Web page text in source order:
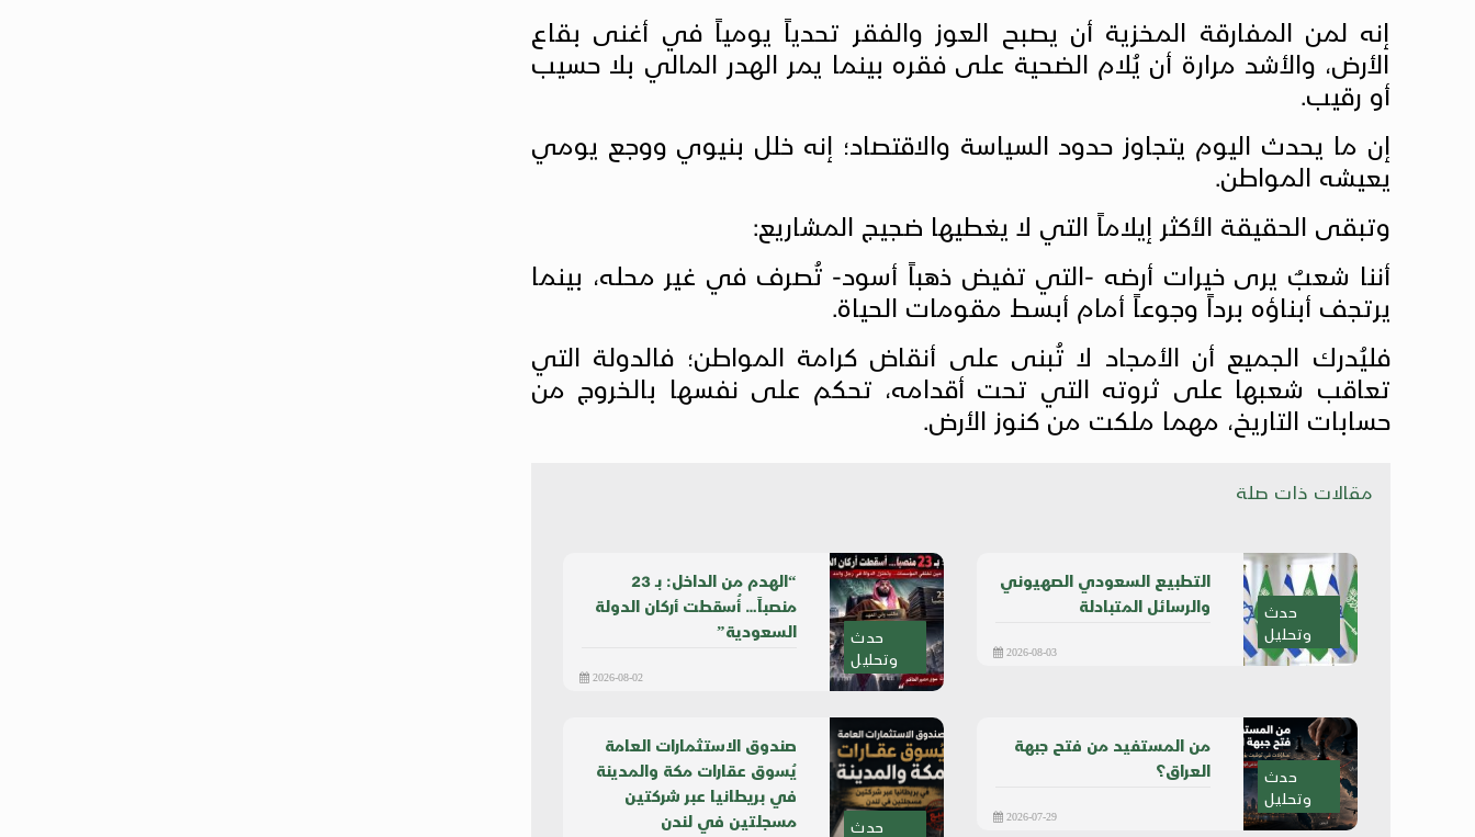
إنه لمن المفارقة المخزية أن يصبح العوز والفقر تحدياً يومياً في أغنى بقاع
الأرض، والأشد مرارة أن يُلام الضحية على فقره بينما يمر الهدر المالي بلا حسيب
أو رقيب.
إن ما يحدث اليوم يتجاوز حدود السياسة والاقتصاد؛ إنه خلل بنيوي ووجع يومي
يعيشه المواطن.
وتبقى الحقيقة الأكثر إيلاماً التي لا يغطيها ضجيج المشاريع:
أننا شعبٌ يرى خيرات أرضه -التي تفيض ذهباً أسود- تُصرف في غير محله، بينما
يرتجف أبناؤه برداً وجوعاً أمام أبسط مقومات الحياة.
فليُدرك الجميع أن الأمجاد لا تُبنى على أنقاض كرامة المواطن؛ فالدولة التي
تعاقب شعبها على ثروته التي تحت أقدامه، تحكم على نفسها بالخروج من
حسابات التاريخ، مهما ملكت من كنوز الأرض.
مقالات ذات صلة
حدث
وتحليل
التطبيع السعودي الصهيوني
والرسائل المتبادلة
2026-08-03
حدث
وتحليل
“الهدم من الداخل: بـ 23
منصباً… أُسقطت أركان الدولة
السعودية”
2026-08-02
حدث
وتحليل
من المستفيد من فتح جبهة
العراق؟
2026-07-29 حدث
صندوق الاستثمارات العامة
يُسوق عقارات مكة والمدينة
في بريطانيا عبر شركتين
مسجلتين في لندن